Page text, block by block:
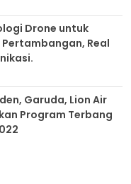
Drone untuk
Real
Garuda, Lion Air
Program Terbang